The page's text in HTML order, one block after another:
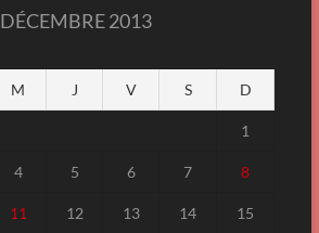
DÉCEMBRE 2013
M J V S D
1
4 5 6 7 8
11 12 13 14 15